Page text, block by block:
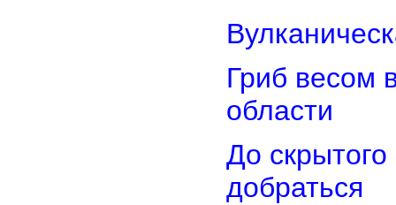
Гриб весом
области
До
добраться